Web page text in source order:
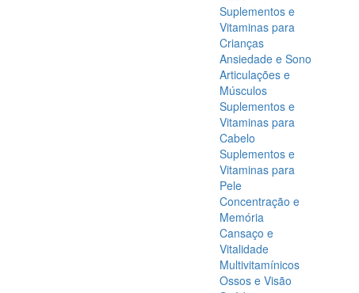
Suplementos e
Vitaminas para
Crianças
Ansiedade e Sono
Articulações e
Músculos
Suplementos e
Vitaminas para
Cabelo
Suplementos e
Vitaminas para
Pele
Concentração e
Memória
Cansaço e
Vitalidade
Multivitamínicos
Ossos e Visão